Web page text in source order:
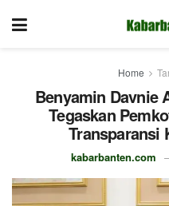
Home
Benyamin Davnie
Tegaskan
Transparansi
kabarbanten.com